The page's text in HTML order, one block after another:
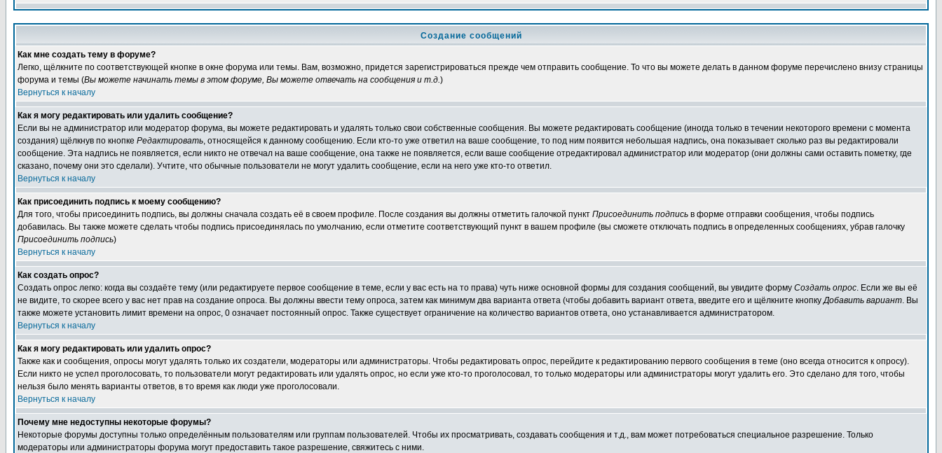
Создание сообщений
Как мне создать тему в форуме?
Легко, щёлкните по соответствующей кнопке в окне форума или темы. Вам, возможно, придется зарегистрироваться прежде чем отправить сообщение. То что вы можете делать в данном форуме перечислено внизу страницы
форума и темы (Вы можете начинать темы в этом форуме, Вы можете отвечать на сообщения и т.д.)
Вернуться к началу
Как я могу редактировать или удалить сообщение?
Если вы не администратор или модератор форума, вы можете редактировать и удалять только свои собственные сообщения. Вы можете редактировать сообщение (иногда только в течении некоторого времени с момента
создания) щёлкнув по кнопке Редактировать, относящейся к данному сообщению. Если кто-то уже ответил на ваше сообщение, то под ним появится небольшая надпись, она показывает сколько раз вы редактировали
сообщение. Эта надпись не появляется, если никто не отвечал на ваше сообщение, она также не появляется, если ваше сообщение отредактировал администратор или модератор (они должны сами оставить пометку, где
сказано, почему они это сделали). Учтите, что обычные пользователи не могут удалить сообщение, если на него уже кто-то ответил.
Вернуться к началу
Как присоединить подпись к моему сообщению?
Для того, чтобы присоединить подпись, вы должны сначала создать её в своем профиле. После создания вы должны отметить галочкой пункт Присоединить подпись в форме отправки сообщения, чтобы подпись
добавилась. Вы также можете сделать чтобы подпись присоединялась по умолчанию, если отметите соответствующий пункт в вашем профиле (вы сможете отключать подпись в определенных сообщениях, убрав галочку
Присоединить подпись)
Вернуться к началу
Как создать опрос?
Создать опрос легко: когда вы создаёте тему (или редактируете первое сообщение в теме, если у вас есть на то права) чуть ниже основной формы для создания сообщений, вы увидите форму Создать опрос. Если же вы её
не видите, то скорее всего у вас нет прав на создание опроса. Вы должны ввести тему опроса, затем как минимум два варианта ответа (чтобы добавить вариант ответа, введите его и щёлкните кнопкуДобавить вариант. Вы
также можете установить лимит времени на опрос, 0 означает постоянный опрос. Также существует ограничение на количество вариантов ответа, оно устанавливается администратором.
Вернуться к началу
Как я могу редактировать или удалить опрос?
Также как и сообщения, опросы могут удалять только их создатели, модераторы или администраторы. Чтобы редактировать опрос, перейдите к редактированию первого сообщения в теме (оно всегда относится к опросу).
Если никто не успел проголосовать, то пользователи могут редактировать или удалять опрос, но если уже кто-то проголосовал, то только модераторы или администраторы могут удалить его. Это сделано для того, чтобы
нельзя было менять варианты ответов, в то время как люди уже проголосовали.
Вернуться к началу
Почему мне недоступны некоторые форумы?
Некоторые форумы доступны только определённым пользователям или группам пользователей. Чтобы их просматривать, создавать сообщения и т.д., вам может потребоваться специальное разрешение. Только
модераторы или администраторы форума могут предоставить такое разрешение, свяжитесь с ними.